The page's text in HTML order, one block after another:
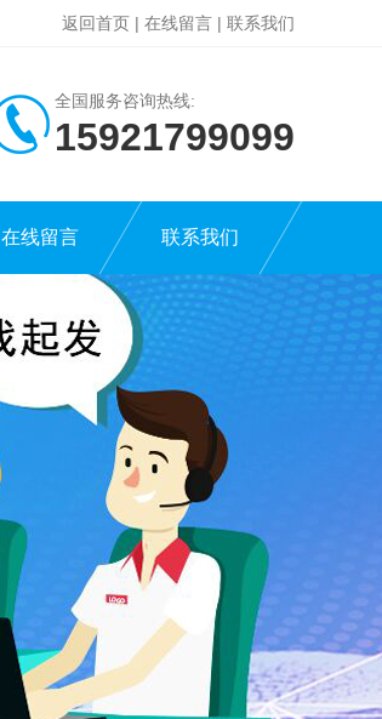
返回首页 | 在线留言 | 联系我们
全国服务咨询热线:
15921799099
在线留言 联系我们